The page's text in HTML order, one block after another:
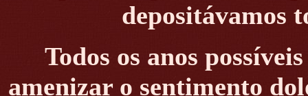
depositávamos
Todos os anos
amenizar o sentimento